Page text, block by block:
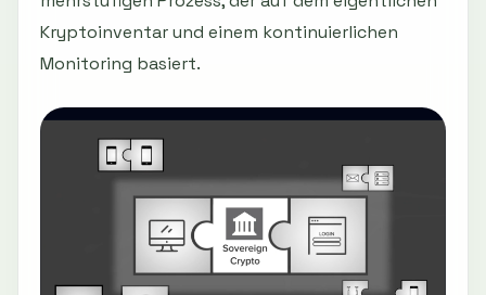
Kryptoinventar und einem kontinuierlichen
Monitoring basiert.